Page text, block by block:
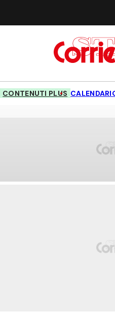
CONTENUTI PLUS